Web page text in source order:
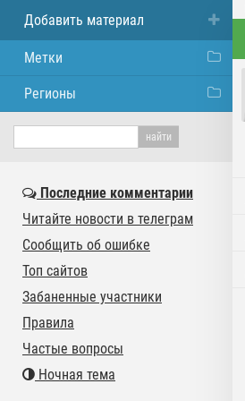
Добавить материал
Метки
Регионы
Последние комментарии
Читайте новости в телеграм
Сообщить об ошибке
Топ сайтов
Забаненные участники
Правила
Частые вопросы
Ночная тема